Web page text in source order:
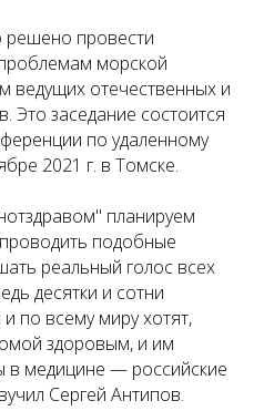
решено провести
морской
ведущих отечественных и
Это заседание состоится
по удаленному
2021 г. в Томске.
планируем
подобные
реальный голос всех
десятки и сотни
по всему миру хотят,
здоровым, и им
в медицине — российские
Сергей Антипов.